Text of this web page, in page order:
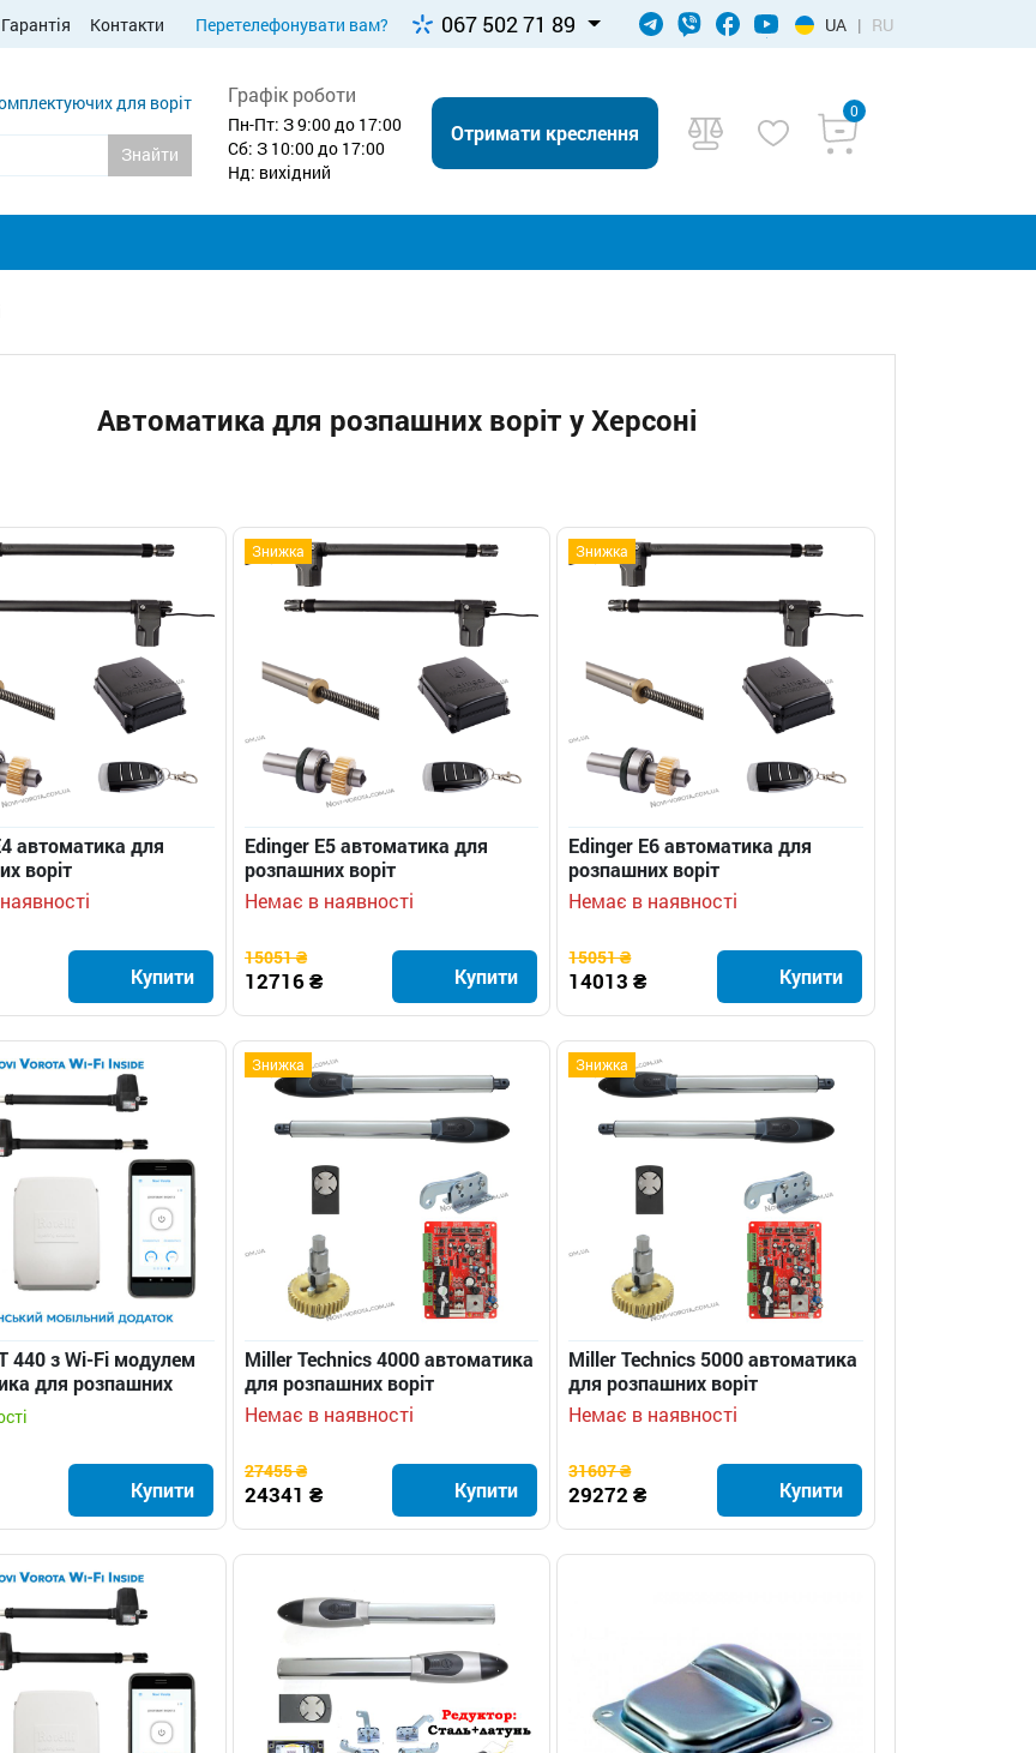
Гарантія Контакти Перетелефонувати вам? 067 502 71 89 UA | RU
для воріт
Знайти
Графік роботи
Пн-Пт: З 9:00 до 17:00
Сб: З 10:00 до 17:00
Нд: вихідний
Отримати креслення
0
Автоматика для розпашних воріт у Херсоні
автоматика для
воріт
Купити
Знижка
Edinger E5 автоматика для
розпашних воріт
Немає в наявності
15051 ₴
12716 ₴ Купити
Знижка
Edinger E6 автоматика для
розпашних воріт
Немає в наявності
15051 ₴
14013 ₴ Купити
440 з Wi-Fi модулем
для розпашних
Купити
Знижка
Miller Technics 4000 автоматика
для розпашних воріт
Немає в наявності
27455 ₴
24341 ₴ Купити
Знижка
Miller Technics 5000 автоматика
для розпашних воріт
Немає в наявності
31607 ₴
29272 ₴ Купити